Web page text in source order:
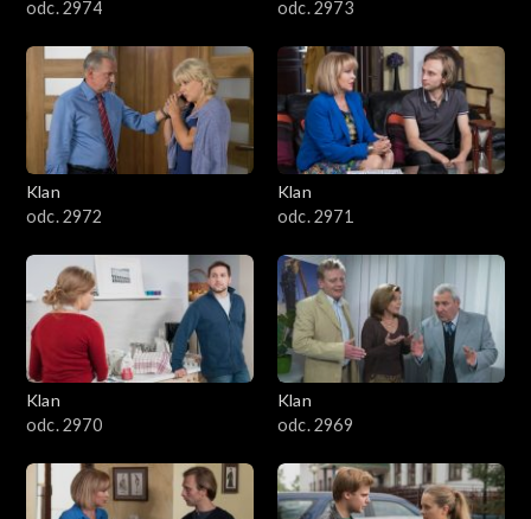
odc. 2974 odc. 2973
Klan
odc. 2972
Klan
odc. 2971
Klan
odc. 2970
Klan
odc. 2969